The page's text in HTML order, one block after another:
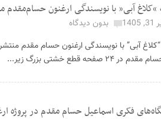
آبی” با نویسندگی ارغنون
بدون دیدگاه
آبی” با نویسندگی ارغنون حسام مقدم
خشتی بزرگ زیر...
فکری اسماعیل حسام مقدم در پروژه ارغنون